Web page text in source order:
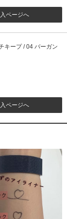
ページへ
キープ / 04 バーガン
ページへ